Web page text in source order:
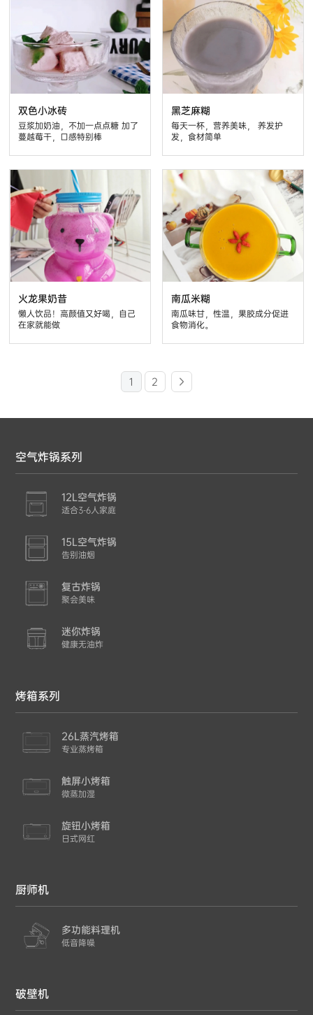
双色小冰砖
豆浆加奶油，不加一点点糖 加了
蔓越莓干，口感特别棒
黑芝麻糊
每天一杯，营养美味， 养发护
发，食材简单
火龙果奶昔
懒人饮品！高颜值又好喝，自己
在家就能做
南瓜米糊
南瓜味甘，性温，果胶成分促进
食物消化。
1 2
空气炸锅系列
12L空气炸锅
适合3-6人家庭
15L空气炸锅
告别油烟
复古炸锅
聚会美味
迷你炸锅
健康无油炸
烤箱系列
26L蒸汽烤箱
专业蒸烤箱
触屏小烤箱
微蒸加湿
旋钮小烤箱
日式网红
厨师机
多功能料理机
低音降噪
破壁机